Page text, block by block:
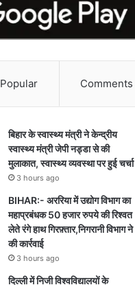
Popular Comments
बिहार के स्वास्थ्य मंत्री ने केन्द्रीय
स्वास्थ्य मंत्री जेपी नड्डा से की
मुलाकात, स्वास्थ्य व्यवस्था पर हुई चर्चा
3 hours ago
BIHAR:- अररिया में उद्योग विभाग का
महाप्रबंधक 50 हजार रुपये की रिश्वत
लेते रंगे हाथ गिरफ़्तार,निगरानी विभाग ने
की कार्रवाई
3 hours ago
दिल्ली में निजी विश्वविद्यालयों के